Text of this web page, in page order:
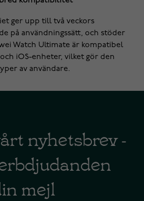
ger upp till två veckors
på användningssätt, och stöder
Watch Ultimate är kompatibel
iOS-enheter, vilket gör den
av användare.
nyhetsbrev -
mejl